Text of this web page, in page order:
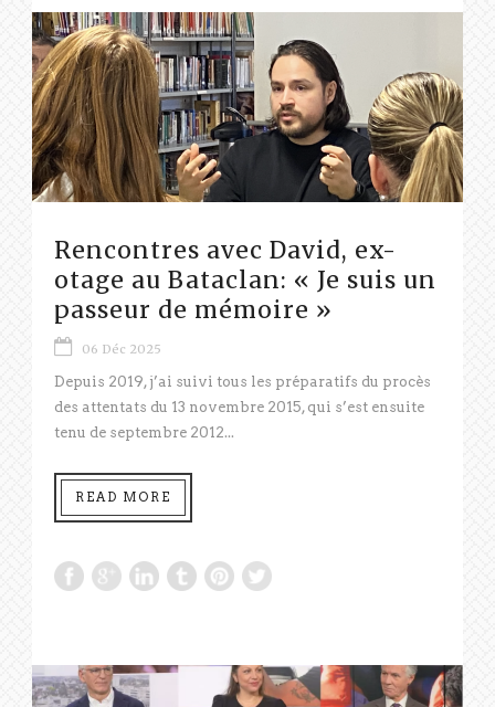
Rencontres avec David, ex-
otage au Bataclan: « Je suis un
passeur de mémoire »
06 Déc 2025
Depuis 2019, j’ai suivi tous les préparatifs du procès
des attentats du 13 novembre 2015, qui s’est ensuite
tenu de septembre 2012...
READ MORE